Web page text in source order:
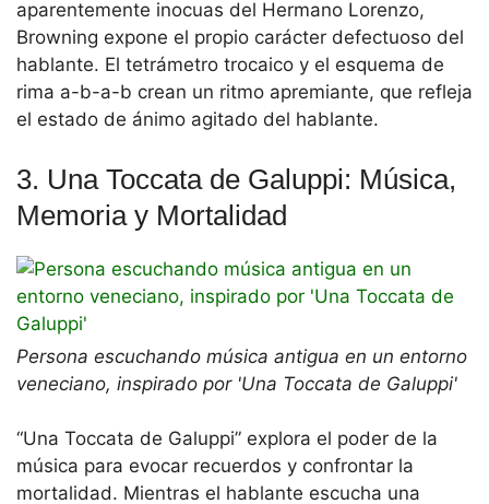
aparentemente inocuas del Hermano Lorenzo,
Browning expone el propio carácter defectuoso del
hablante. El tetrámetro trocaico y el esquema de
rima a-b-a-b crean un ritmo apremiante, que refleja
el estado de ánimo agitado del hablante.
3. Una Toccata de Galuppi: Música,
Memoria y Mortalidad
Persona escuchando música antigua en un entorno
veneciano, inspirado por 'Una Toccata de Galuppi'
“Una Toccata de Galuppi” explora el poder de la
música para evocar recuerdos y confrontar la
mortalidad. Mientras el hablante escucha una